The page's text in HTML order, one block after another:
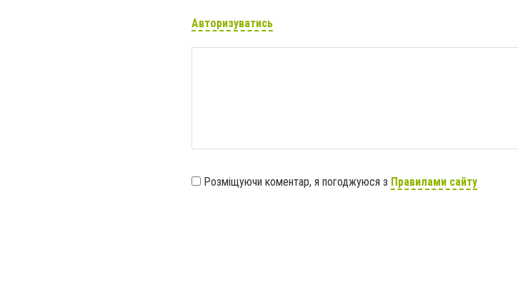
Авторизуватись
Розміщуючи коментар, я погоджуюся з Правилами сайту